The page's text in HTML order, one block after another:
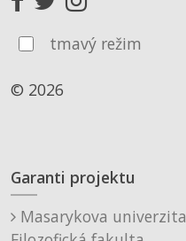
tmavý režim
© 2026
Garanti projektu
Masarykova univerzita